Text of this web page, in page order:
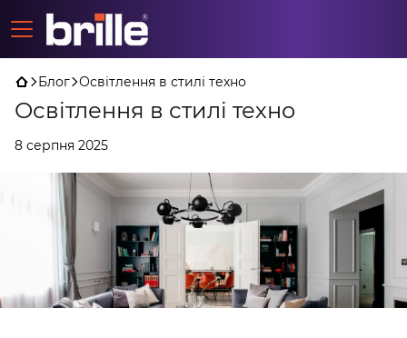
Блог Освітлення в стилі техно
Освітлення в стилі техно
8 серпня 2025